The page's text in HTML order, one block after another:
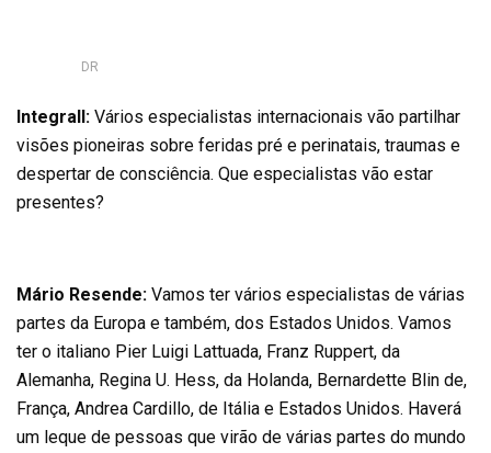
DR
Integrall: Vários especialistas internacionais vão partilhar
visões pioneiras sobre feridas pré e perinatais, traumas e
despertar de consciência. Que especialistas vão estar
presentes?
Mário Resende: Vamos ter vários especialistas de várias
partes da Europa e também, dos Estados Unidos. Vamos
ter o italiano Pier Luigi Lattuada, Franz Ruppert, da
Alemanha, Regina U. Hess, da Holanda, Bernardette Blin de,
França, Andrea Cardillo, de Itália e Estados Unidos. Haverá
um leque de pessoas que virão de várias partes do mundo